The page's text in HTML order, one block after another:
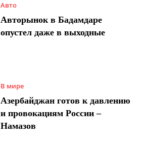
Авто
Авторынок в Бадамдаре
опустел даже в выходные
В мире
Азербайджан готов к давлению
и провокациям России –
Намазов